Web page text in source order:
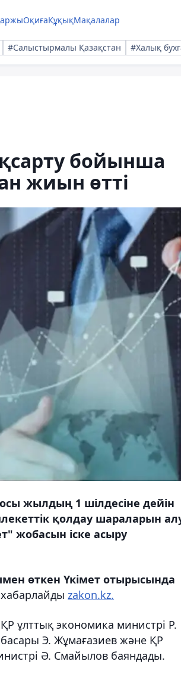
ОқиғаҚұқықМақалалар
#Салыстырмалы Қазақстан #Халық
бойынша
жиын өтті
жылдың 1 шілдесіне дейін
қолдау шараларын
жобасын іске асыру
өткен Үкімет отырысында
zakon.kz.
ұлттық экономика министрі Р.
Э. Жұмағазиев және ҚР
Ә. Смайылов баяндады.